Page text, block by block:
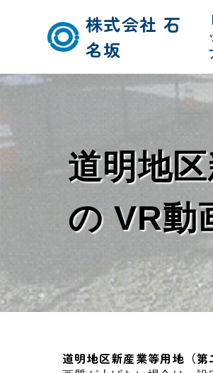
株式会社 石
名坂
道明地
の VR
道明地区新産業等用地（